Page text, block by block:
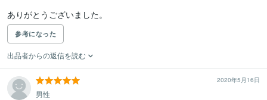
参考になった
出品者からの返信を読む
2020年5月16日
男性